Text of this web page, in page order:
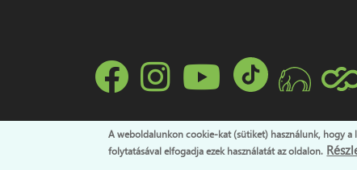
A weboldalunkon cookie-kat (sütiket) használunk, hogy
folytatásával elfogadja ezek használatát az oldalon.